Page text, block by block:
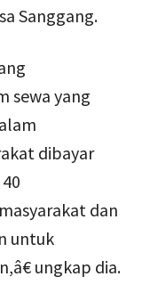
Sanggang.
sewa yang
dibayar
dan
untuk
ungkap dia.